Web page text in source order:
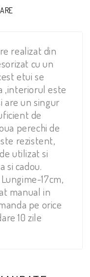
realizat din
cu un
etui se
,interiorul este
are un singur
de
perechi de
rezistent,
utilizat si
si cadou.
17cm,
manual in
pe orice
10 zile